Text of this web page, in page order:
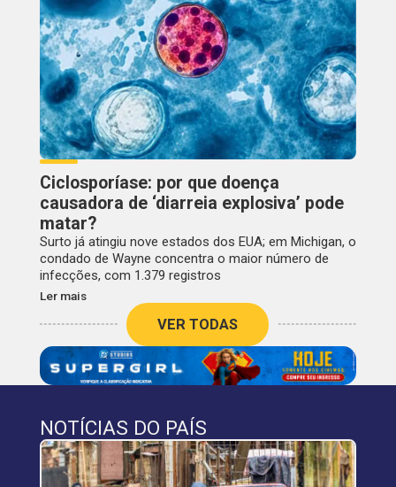
Ciclosporíase: por que doença
causadora de ‘diarreia explosiva’ pode
matar?
Surto já atingiu nove estados dos EUA; em Michigan, o
condado de Wayne concentra o maior número de
infecções, com 1.379 registros
Ler mais
VER TODAS
NOTÍCIAS DO PAÍS